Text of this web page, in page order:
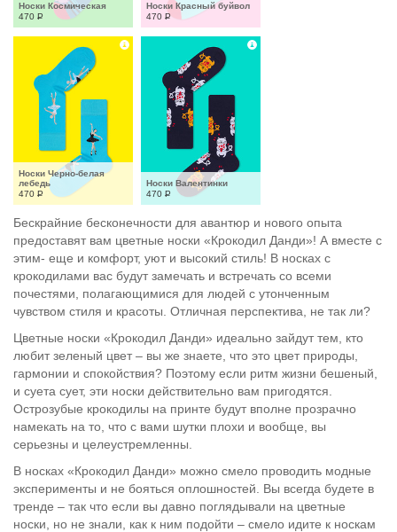
Носки Космическая
470 Р
Носки Красный буйвол
470 Р
Носки Черно-белая
лебедь
470 Р
Носки Валентинки
470 Р
Бескрайние бесконечности для авантюр и нового опыта
предоставят вам цветные носки «Крокодил Данди»! А вместе с
этим- еще и комфорт, уют и высокий стиль! В носках с
крокодилами вас будут замечать и встречать со всеми
почестями, полагающимися для людей с утонченным
чувством стиля и красоты. Отличная перспектива, не так ли?
Цветные носки «Крокодил Данди» идеально зайдут тем, кто
любит зеленый цвет – вы же знаете, что это цвет природы,
гармонии и спокойствия? Поэтому если ритм жизни бешеный,
и суета сует, эти носки действительно вам пригодятся.
Острозубые крокодилы на принте будут вполне прозрачно
намекать на то, что с вами шутки плохи и вообще, вы
серьезны и целеустремленны.
В носках «Крокодил Данди» можно смело проводить модные
эксперименты и не бояться оплошностей. Вы всегда будете в
тренде – так что если вы давно поглядывали на цветные
носки, но не знали, как к ним подойти – смело идите к носкам